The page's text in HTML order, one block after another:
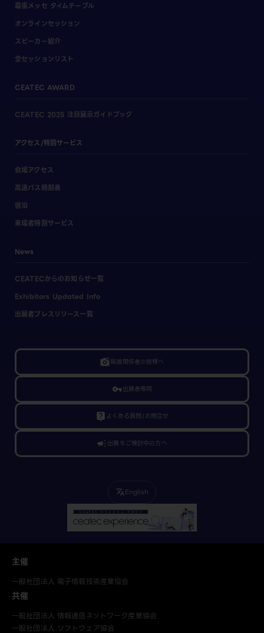
幕張メッセ タイムテーブル
オンラインセッション
スピーカー紹介
全セッションリスト
CEATEC AWARD
CEATEC 2025 注目展示ガイドブック
アクセス/特別サービス
会場アクセス
高速バス時刻表
宿泊
来場者特別サービス
News
CEATECからのお知らせ一覧
Exhibitors Updated Info
出展者プレスリリース一覧
linked_camera報道関係者の皆様へ
vpn_key出展者専用
live_help よくある質問/お問合せ
campaign出展をご検討中の方へ
translateEnglish
主催
一般社団法人 電子情報技術産業協会
共催
一般社団法人 情報通信ネットワーク産業協会
一般社団法人 ソフトウェア協会